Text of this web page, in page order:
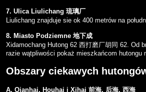
7. Ulica Liulichang 琉璃厂
Liulichang znajduje sie ok 400 metrów na
8. Miasto Podziemne 地下成
Xidamochang Hutong 62 西打磨厂胡同 62. Od
razie wątpliwości pokaż mieszkańcom hutongu
Obszary ciekawych
A. Qianhai, Houhai i Xihai 前海, 后海, 西海